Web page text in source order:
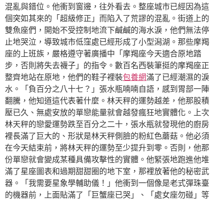
混亂與錯位。他衝到窗邊，往外看去。整座城市已經因為這
個突如其來的「超級修正」而陷入了荒謬的混亂。街道上的
雙魚座們，開始不受控制地流下鹹鹹的海水淚，他們無法停
止地哭泣，導致城市低窪處已經形成了小型潟湖。那些摩羯
座的上班族，嚴格遵守著廣播中「摩羯座今天適合原地踏
步，否則將失去襪子」的指令。數百名西裝筆挺的摩羯座正
整齊地站在原地，他們的鞋子裡裝包養網滿了已經潮濕的淚
水。「負百分之八十七？」張水瓶喃喃自語，感到胃部一陣
翻騰，他知道這代表著什麼。林天秤的運勢越差，他那股積
壓已久、無處安放的單戀能量就會越發瘋狂地實體化。上次
林天秤的戀愛運勢跌至百分之二十，張水瓶就發現他的廚房
裡長滿了巨大的、形狀是林天秤側臉的粉紅色蘑菇。他必須
在今天結束前，將林天秤的運勢至少提升到零。否則，他那
份單戀就會變成某種具備攻擊性的實體。他緊張地跑進他堆
滿了星座圖表和過期甜甜圈的地下室，那裡放著他的秘密武
器。「我需要星象學輔助儀！」他衝到一個像是老式彈珠臺
的機器前，上面貼滿了「巨蟹座已哭」、「處女座勿碰」等